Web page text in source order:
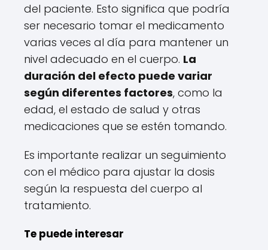
del paciente. Esto significa que podría
ser necesario tomar el medicamento
varias veces al día para mantener un
nivel adecuado en el cuerpo. La
duración del efecto puede variar
según diferentes factores, como la
edad, el estado de salud y otras
medicaciones que se estén tomando.
Es importante realizar un seguimiento
con el médico para ajustar la dosis
según la respuesta del cuerpo al
tratamiento.
Te puede interesar